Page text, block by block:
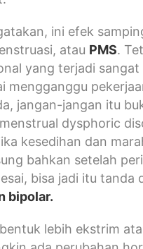
ini efek
atau PMS.
yang terjadi sangat
mengganggu
jangan-jangan itu
dysphoric
kesedihan dan
bahkan setelah
bisa jadi itu tanda
bipolar.
lebih ekstrim